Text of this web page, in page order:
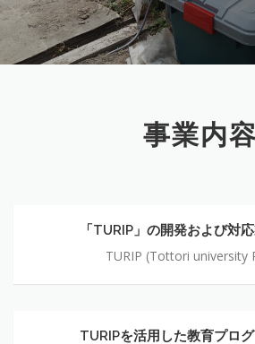
事業内
「TURIP」の開発および対
TURIP (Tottori university
TURIPを活用した教育プロ